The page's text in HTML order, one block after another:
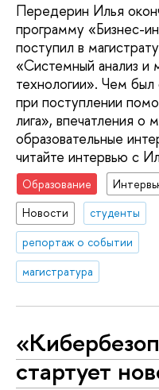
Передерин Илья
программу «Бизнес-
поступил в
«Системный анализ и
технологии». Чем был
при поступлении
лига», впечатления о
образовательные
читайте интервью с
Образование
Новости
студенты
репортаж о событии
магистратура
стартует